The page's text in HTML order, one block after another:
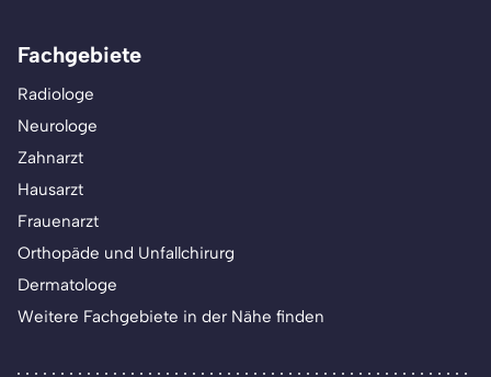
Fachgebiete
Radiologe
Neurologe
Zahnarzt
Hausarzt
Frauenarzt
Orthopäde und Unfallchirurg
Dermatologe
Weitere Fachgebiete in der Nähe finden